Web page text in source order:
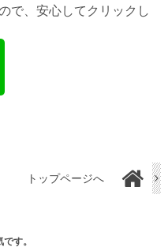
で、安心してクリックし
トップページへ
す。